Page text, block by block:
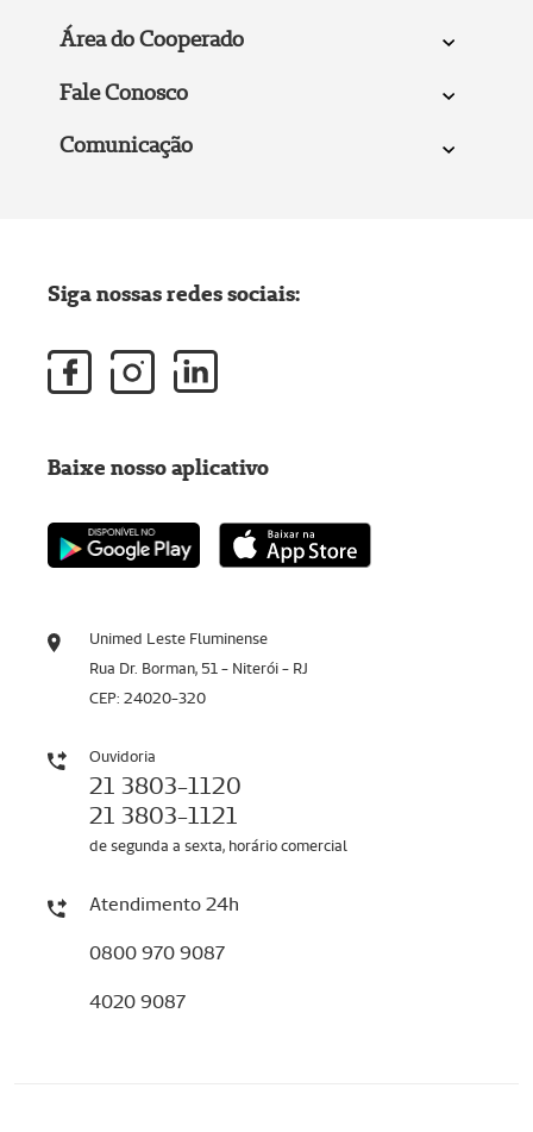
Área do Cooperado
Fale Conosco
Comunicação
Unimed Leste Fluminense
Rua Dr. Borman, 51 - Niterói - RJ
CEP: 24020-320
Ouvidoria
21 3803-1120
21 3803-1121
de segunda a sexta, horário comercial
Atendimento 24h
0800 970 9087
4020 9087
Siga nossas redes sociais:
Baixe nosso aplicativo